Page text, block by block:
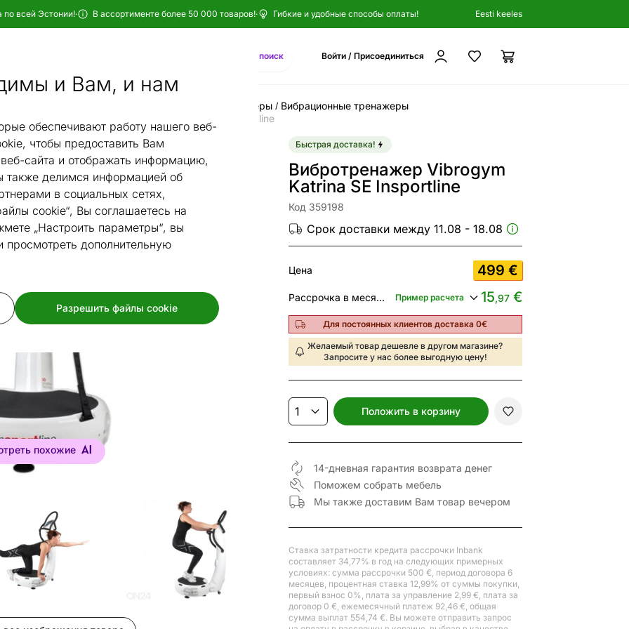
и Вам, и нам
обеспечивают работу нашего веб-
чтобы предоставить Вам
сайта и отображать информацию,
делимся информацией об
в социальных сетях,
cookie“, Вы соглашаетесь на
„Настроить параметры“, вы
дополнительную
Разрешить файлы cookie
по всей Эстонии!· В ассортименте более 50 000 товаров!· Гибкие и удобные способы оплаты! Eesti keeles
AI-поиск Войти / Присоединиться
Тренажеры / Вибрационные тренажеры
Вибротренажер Vibrogym Katrina SE Insportline
похожие
Быстрая доставка!
Вибротренажер Vibrogym
Katrina SE Insportline
Код 359198
Срок доставки между 11.08 - 18.08
Цена 499 €
Рассрочка в месяц от Пример расчета 15,97€
Для постоянных клиентов доставка 0€
Желаемый товар дешевле в другом магазине?
Запросите у нас более выгодную цену!
Положить в корзину
14-дневная гарантия возврата денег
Поможем собрать мебель
Мы также доставим Вам товар вечером
Ставка затратности кредита рассрочки Inbank
составляет 34,77% в год на следующих примерных
условиях: сумма рассрочки 500 €, период договора 6
месяцев, процентная ставка 12,99% от суммы покупки,
первый взнос 0%, плата за управление 2,99 €, плата за
договор 0 €, ежемесячный платеж 92,46 €, общая
сумма выплат 554,74 €. Вы можете отправить запрос